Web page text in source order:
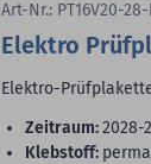
Art-Nr.: PT16V20-28-
Elektro
Elektro-
Zeitraum:2028-
Klebstoff: